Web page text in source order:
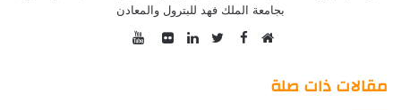
بجامعة الملك فهد للبترول والمعادن
Facebook
مقالات ذات صلة